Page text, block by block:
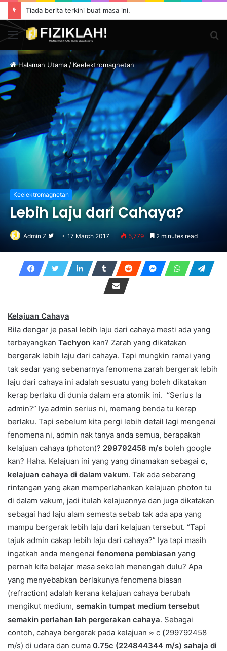
Tiada berita terkini buat masa ini.
Menu
Halaman Utama / Keelektromagnetan
Keelektromagnetan
Lebih Laju dari Cahaya?
Admin Z
Follow
Twitter
17 March 2017 5,779 2 minutes read
Kelajuan Cahaya
Bila dengar je pasal lebih laju dari cahaya mesti ada yang
terbayangkan Tachyon kan? Zarah yang dikatakan
bergerak lebih laju dari cahaya. Tapi mungkin ramai yang
tak sedar yang sebenarnya fenomena zarah bergerak lebih
laju dari cahaya ini adalah sesuatu yang boleh dikatakan
kerap berlaku di dunia dalam era atomik ini. “Serius la
admin?” Iya admin serius ni, memang benda tu kerap
berlaku. Tapi sebelum kita pergi lebih detail lagi mengenai
fenomena ni, admin nak tanya anda semua, berapakah
kelajuan cahaya (photon)? 299792458 m/s boleh google
kan? Haha. Kelajuan ini yang yang dinamakan sebagai c,
kelajuan cahaya di dalam vakum. Tak ada sebarang
rintangan yang akan memperlahankan kelajuan photon tu
di dalam vakum, jadi itulah kelajuannya dan juga dikatakan
sebagai had laju alam semesta sebab tak ada apa yang
mampu bergerak lebih laju dari kelajuan tersebut. “Tapi
tajuk admin cakap lebih laju dari cahaya?” Iya tapi masih
ingatkah anda mengenai fenomena pembiasan yang
pernah kita belajar masa sekolah menengah dulu? Apa
yang menyebabkan berlakunya fenomena biasan
(refraction) adalah kerana kelajuan cahaya berubah
mengikut medium, semakin tumpat medium tersebut
semakin perlahan lah pergerakan cahaya. Sebagai
contoh, cahaya bergerak pada kelajuan ≈ c (299792458
m/s) di udara dan cuma 0.75c (224844344 m/s) sahaja di